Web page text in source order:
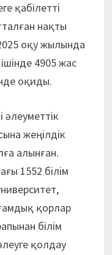
қабілетті
нақты
оқу жылында
4905 жас
оқиды.
әлеуметтік
жеңілдік
алынған.
1552 білім
қорлар
білім
қолдау